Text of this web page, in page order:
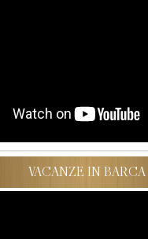
VACANZE IN BARCA